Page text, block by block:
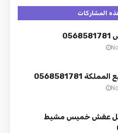
المشاركات
0568581781
عفش خميس مشيط